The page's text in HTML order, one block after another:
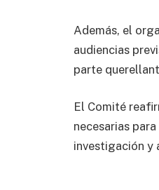
Además, el
audiencias
parte
El Comité
necesarias
investigación y